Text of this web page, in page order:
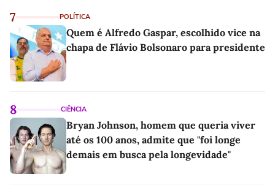
7 POLÍTICA
Quem é Alfredo Gaspar, escolhido vice na
chapa de Flávio Bolsonaro para presidente
8 CIÊNCIA
Bryan Johnson, homem que queria viver
até os 100 anos, admite que "foi longe
demais em busca pela longevidade"